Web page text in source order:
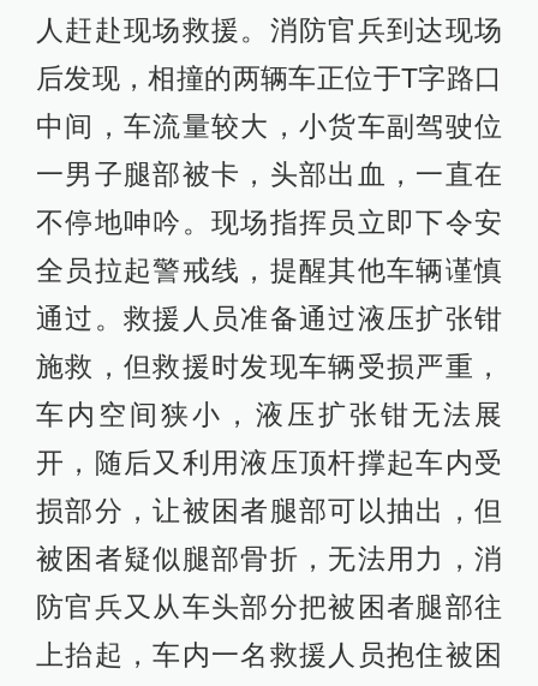
人赶赴现场救援。消防官兵到达现场
后发现，相撞的两辆车正位于T字路口
中间，车流量较大，小货车副驾驶位
一男子腿部被卡，头部出血，一直在
不停地呻吟。现场指挥员立即下令安
全员拉起警戒线，提醒其他车辆谨慎
通过。救援人员准备通过液压扩张钳
施救，但救援时发现车辆受损严重，
车内空间狭小，液压扩张钳无法展
开，随后又利用液压顶杆撑起车内受
损部分，让被困者腿部可以抽出，但
被困者疑似腿部骨折，无法用力，消
防官兵又从车头部分把被困者腿部往
上抬起，车内一名救援人员抱住被困